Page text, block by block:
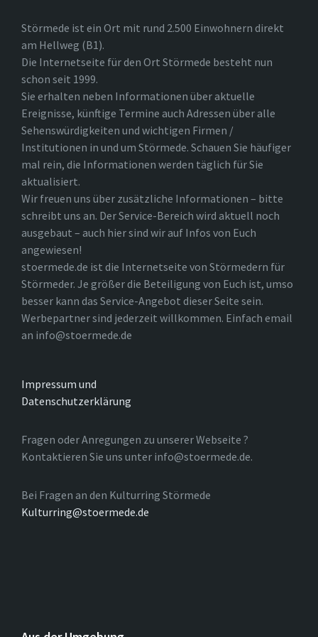
Störmede ist ein Ort mit rund 2.500 Einwohnern direkt
am Hellweg (B1).
Die Internetseite für den Ort Störmede besteht nun
schon seit 1999.
Sie erhalten neben Informationen über aktuelle
Ereignisse, künftige Termine auch Adressen über alle
Sehenswürdigkeiten und wichtigen Firmen /
Institutionen in und um Störmede. Schauen Sie häufiger
mal rein, die Informationen werden täglich für Sie
aktualisiert.
Wir freuen uns über zusätzliche Informationen – bitte
schreibt uns an. Der Service-Bereich wird aktuell noch
ausgebaut – auch hier sind wir auf Infos von Euch
angewiesen!
stoermede.de ist die Internetseite von Störmedern für
Störmeder. Je größer die Beteiligung von Euch ist, umso
besser kann das Service-Angebot dieser Seite sein.
Werbepartner sind jederzeit willkommen. Einfach email
an info@stoermede.de
Impressum und
Datenschutzerklärung
Fragen oder Anregungen zu unserer Webseite ?
Kontaktieren Sie uns unter info@stoermede.de.
Bei Fragen an den Kulturring Störmede
Kulturring@stoermede.de